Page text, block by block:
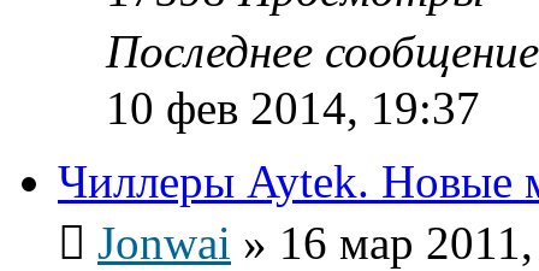
Последнее
10 фев 2014, 19:37
Чиллеры Aytek. Новые
Jonwai » 16 мар